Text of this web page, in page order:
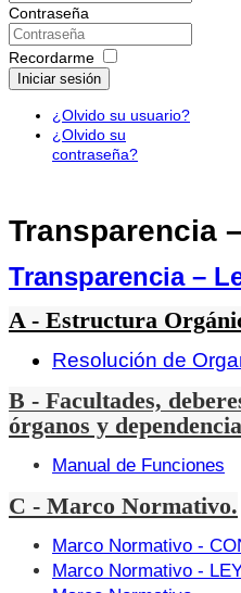
Contraseña
Recordarme
Iniciar sesión
¿Olvido su usuario?
¿Olvido su
contraseña?
Transparencia
Transparencia –
A - Estructura
Resolución de
B - Facultades,
órganos y
Manual de Funciones
C - Marco Normativo.
Marco Normativo -
Marco Normativo -